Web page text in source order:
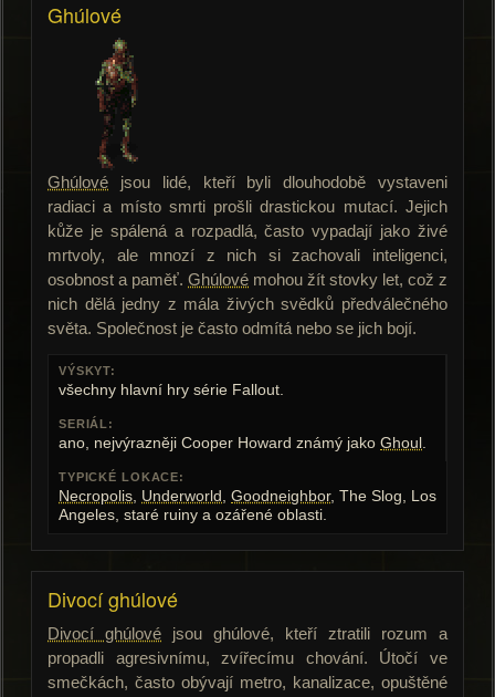
Ghúlové
Ghúlové jsou lidé, kteří byli dlouhodobě vystaveni
radiaci a místo smrti prošli drastickou mutací. Jejich
kůže je spálená a rozpadlá, často vypadají jako živé
mrtvoly, ale mnozí z nich si zachovali inteligenci,
osobnost a paměť. Ghúlové mohou žít stovky let, což z
nich dělá jedny z mála živých svědků předválečného
světa. Společnost je často odmítá nebo se jich bojí.
VÝSKYT:
všechny hlavní hry série Fallout.
SERIÁL:
ano, nejvýrazněji Cooper Howard známý jako Ghoul .
TYPICKÉ LOKACE:
Necropolis, Underworld , Goodneighbor, The Slog, Los
Angeles, staré ruiny a ozářené oblasti.
Divocí ghúlové
Divocí ghúlové jsou ghúlové, kteří ztratili rozum a
propadli agresivnímu, zvířecímu chování. Útočí ve
smečkách, často obývají metro, kanalizace, opuštěné